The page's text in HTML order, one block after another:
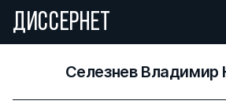
ДИССЕРНЕТ
Селезнев Владимир